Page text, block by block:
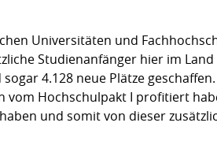
Universitäten und
Studienanfänger hier im
4.128 neue Plätze
vom Hochschulpakt I profitiert
und somit von dieser